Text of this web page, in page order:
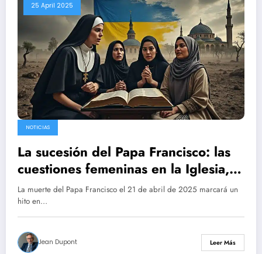
25 April 2025
NOTICIAS
La sucesión del Papa Francisco: las
cuestiones femeninas en la Iglesia,
los conflictos en Ucrania y Gaza,
¿cuáles son los desafíos para el
futuro pontífice?
La muerte del Papa Francisco el 21 de abril de 2025 marcará un
hito en…
Jean Dupont Leer Más